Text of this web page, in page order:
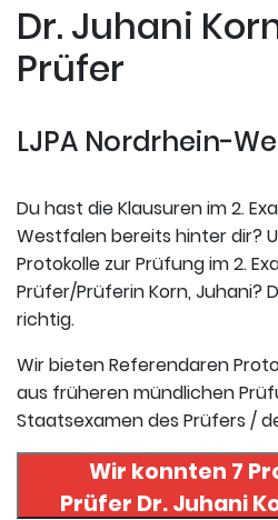
Dr. Juhani
Prüfer
LJPA Nordrhein-
Du hast die Klausuren im 2.
Westfalen bereits hinter dir?
Protokolle zur Prüfung im 2.
Prüfer/Prüferin Korn, Juhani?
richtig.
Wir bieten Referendaren
aus früheren mündlichen
Staatsexamen des Prüfers /
Wir konnten 7
Prüfer Dr. Juhani